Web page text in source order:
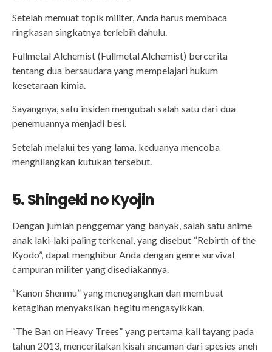
Setelah memuat topik militer, Anda harus membaca
ringkasan singkatnya terlebih dahulu.
Fullmetal Alchemist (Fullmetal Alchemist) bercerita
tentang dua bersaudara yang mempelajari hukum
kesetaraan kimia.
Sayangnya, satu insiden mengubah salah satu dari dua
penemuannya menjadi besi.
Setelah melalui tes yang lama, keduanya mencoba
menghilangkan kutukan tersebut.
5. Shingeki no Kyojin
Dengan jumlah penggemar yang banyak, salah satu anime
anak laki-laki paling terkenal, yang disebut “Rebirth of the
Kyodo”, dapat menghibur Anda dengan genre survival
campuran militer yang disediakannya.
“Kanon Shenmu” yang menegangkan dan membuat
ketagihan menyaksikan begitu mengasyikkan.
“The Ban on Heavy Trees” yang pertama kali tayang pada
tahun 2013, menceritakan kisah ancaman dari spesies aneh